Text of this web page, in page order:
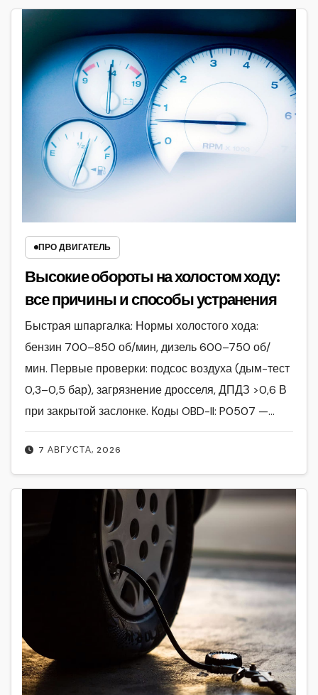
ПРО ДВИГАТЕЛЬ
Высокие обороты на холостом ходу:
все причины и способы устранения
7 АВГУСТА, 2026
Быстрая шпаргалка: Нормы холостого хода:
бензин 700–850 об/мин, дизель 600–750 об/
мин. Первые проверки: подсос воздуха (дым-тест
0,3–0,5 бар), загрязнение дросселя, ДПДЗ >0,6 В
при закрытой заслонке. Коды OBD-II: P0507 —…